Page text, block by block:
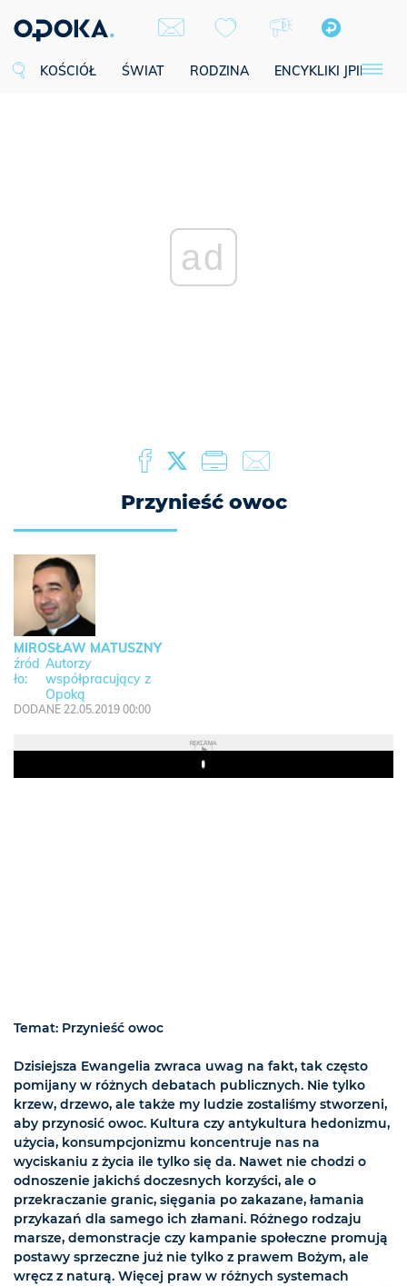
KOŚCIÓŁ ŚWIAT RODZINA ENCYKLIKI JPII
ad
Przynieść owoc
MIROSŁAW MATUSZNY
Autorzy
współpracujący z
Opoką
DODANE 22.05.2019 00:00
REKLAMA
Play
Temat: Przynieść owoc
Dzisiejsza Ewangelia zwraca uwag na fakt, tak często
pomijany w różnych debatach publicznych. Nie tylko
krzew, drzewo, ale także my ludzie zostaliśmy stworzeni,
aby przynosić owoc. Kultura czy antykultura hedonizmu,
użycia, konsumpcjonizmu koncentruje nas na
wyciskaniu z życia ile tylko się da. Nawet nie chodzi o
odnoszenie jakichś doczesnych korzyści, ale o
przekraczanie granic, sięgania po zakazane, łamania
przykazań dla samego ich złamani. Różnego rodzaju
marsze, demonstracje czy kampanie społeczne promują
postawy sprzeczne już nie tylko z prawem Bożym, ale
wręcz z naturą. Więcej praw w różnych systemach